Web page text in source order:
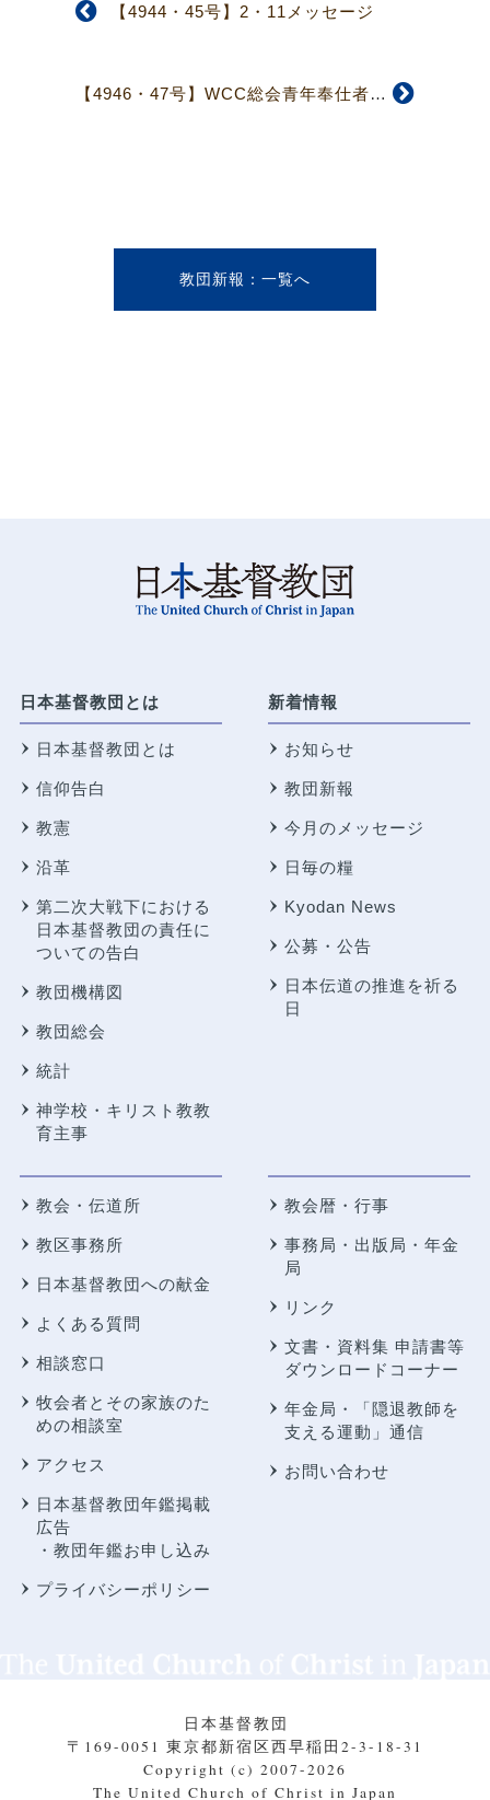
【4944・45号】2・11メッセージ
【4946・47号】WCC総会青年奉仕者募集
教団新報
日本基督教団とは
日本基督教団とは
信仰告白
教憲
沿革
第二次大戦下における
日本基督教団の責任に
ついての告白
教団機構図
教団総会
統計
神学校・キリスト教教
育主事
新着情報
お知らせ
教団新報
今月のメッセージ
日毎の糧
Kyodan News
公募・公告
日本伝道の推進を祈る
日
教会・伝道所
教区事務所
日本基督教団への献金
よくある質問
相談窓口
牧会者とその家族のた
めの相談室
アクセス
日本基督教団年鑑掲載
広告
・教団年鑑お申し込み
プライバシーポリシー
教会暦・行事
事務局・出版局・年金
局
リンク
文書・資料集 申請書等
ダウンロードコーナー
年金局・
「隠退教師を
支える運動」通信
お問い合わせ
日本基督教団
〒169-0051 東京都新宿区西早稲田2-3-18-31
Copyright (c) 2007-2026
The United Church of Christ in Japan